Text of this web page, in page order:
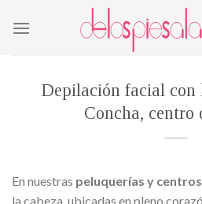
Depilación facial con
Concha, centro
En nuestras peluquerías y
la cabeza, ubicadas en pleno